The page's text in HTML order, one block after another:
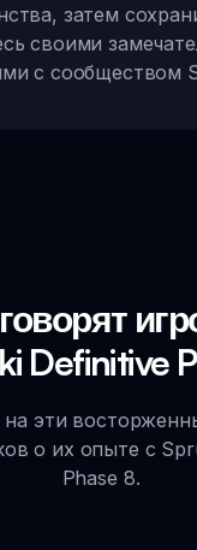
затем
своими
с сообществом
Definitive
эти
о их опыте с
Phase 8.